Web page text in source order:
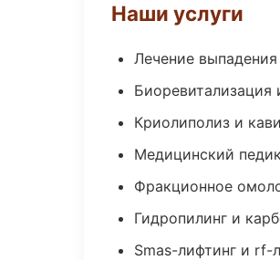
Наши услуги
Лечение
Биоревитализация
Криолиполиз и
Медицинский
Фракционное
Гидропилинг и
Smas-лифтинг и rf-